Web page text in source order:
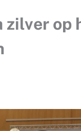
zilver op